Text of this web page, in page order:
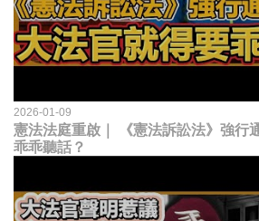
2026-01-09
憲法法庭重啟｜ 《憲法訴訟法》強行
乖乖聽話？